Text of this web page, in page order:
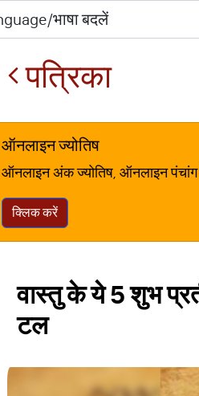
पत्रिका
ऑनलाइन ज्योतिष
ऑनलाइन अंक ज्योतिष, ऑनलाइन
क्लिक करें
वास्तु के ये 5 शुभ
टल